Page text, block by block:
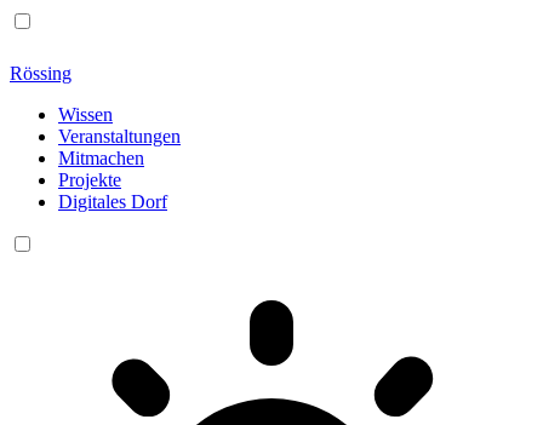
Rössing
Wissen
Veranstaltungen
Mitmachen
Projekte
Digitales Dorf